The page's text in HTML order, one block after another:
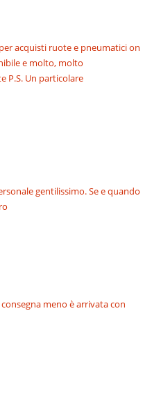
acquisti ruote e pneumatici on
e molto, molto
P.S. Un particolare
gentilissimo. Se e quando
meno è arrivata con